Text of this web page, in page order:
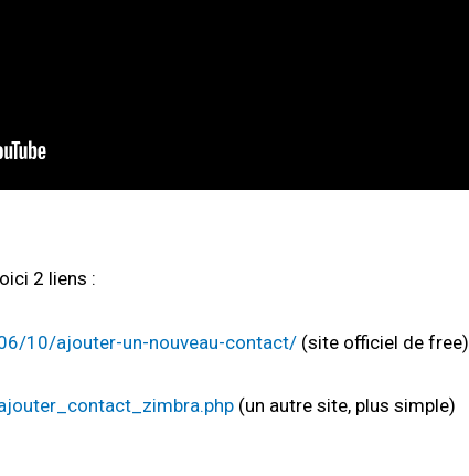
2 liens :
10/ajouter-un-nouveau-contact/ (site officiel de free)
(un autre site, plus simple)